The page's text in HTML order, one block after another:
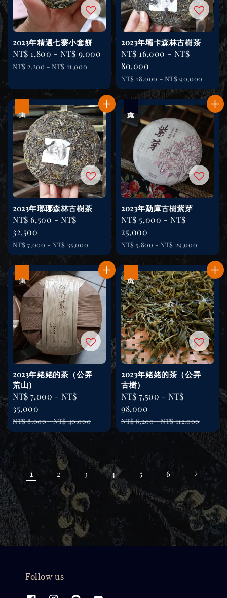
2023年精選七寨小套餅
Sale
price
NT$ 1,800 -NT$ 9,000
Regular
price
NT$ 2,200-NT$ 11,000
2023年壩卡森林古樹茶
Sale
price
NT$ 16,000 - NT$
80,000
Regular
price
NT$ 18,000-NT$ 90,000
2023年瑯琊森林古樹茶
Sale
price
NT$ 6,500 -NT$
32,500
Regular
price
NT$ 7,000-NT$ 35,000
2023年勐庫古樹紫芽
Sale
price
NT$ 5,000 -NT$
25,000
Regular
price
NT$ 5,800-NT$ 29,000
2023年姥姥的茶（公弄
荒山）
Sale
price
NT$ 7,000 -NT$
35,000
Regular
price
NT$ 8,000-NT$ 40,000
2023年姥姥的茶（公弄
古樹）
Sale
price
NT$ 7,500 -NT$
98,000
Regular
price
NT$ 8,200-NT$ 112,000
1 2 3 4 5 6
Follow us